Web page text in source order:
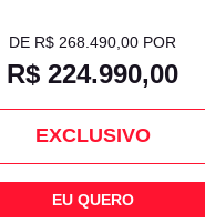
DE R$ 268.490,00 POR
R$ 224.990,00
EXCLUSIVO
EU QUERO